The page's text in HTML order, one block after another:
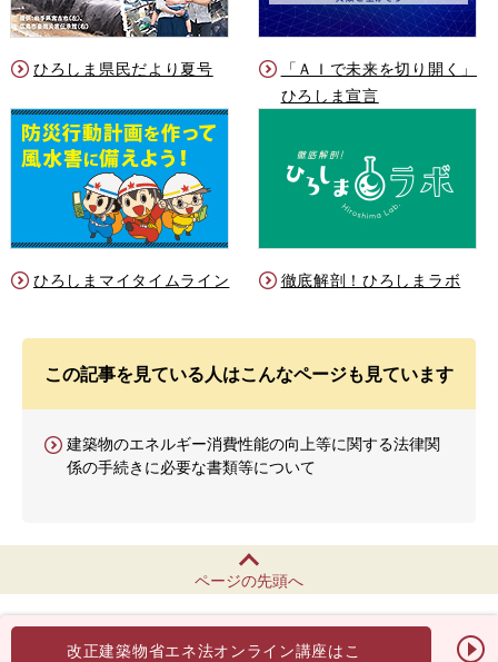
改正建築物省エネ法オンライン講座はこ
ひろしま県民だより夏号
「ＡＩで未来を切り開く」
ひろしま宣言
ひろしまマイタイムライン 徹底解剖！ひろしまラボ
この記事を見ている人はこんなページも見ています
建築物のエネルギー消費性能の向上等に関する法律関
係の手続きに必要な書類等について
ページの先頭へ
このホームページについて 個人情報の取扱い